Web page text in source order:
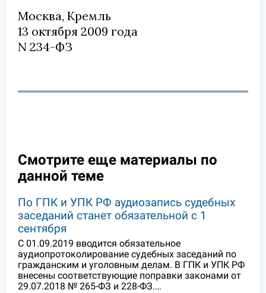
Москва, Кремль
13 октября 2009 года
N 234-ФЗ
Смотрите еще материалы по
данной теме
По ГПК и УПК РФ аудиозапись судебных
заседаний станет обязательной с 1
сентября
С 01.09.2019 вводится обязательное
аудиопротоколирование судебных заседаний по
гражданским и уголовным делам. В ГПК и УПК РФ
внесены соответствующие поправки законами от
29.07.2018 № 265-ФЗ и 228-ФЗ.…